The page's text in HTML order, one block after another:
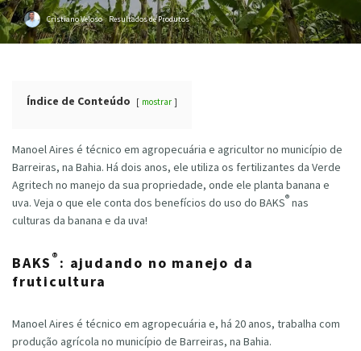
Cristiano Veloso · Resultados de Produtos
Índice de Conteúdo mostrar
Manoel Aires é técnico em agropecuária e agricultor no município de
Barreiras, na Bahia. Há dois anos, ele utiliza os fertilizantes da Verde
Agritech no manejo da sua propriedade, onde ele planta banana e
uva. Veja o que ele conta dos benefícios do uso do BAKS® nas
culturas da banana e da uva!
BAKS ® : ajudando no manejo da
fruticultura
Manoel Aires é técnico em agropecuária e, há 20 anos, trabalha com
produção agrícola no município de Barreiras, na Bahia.